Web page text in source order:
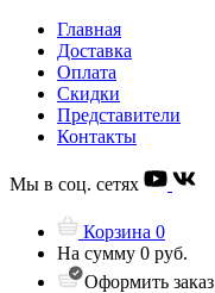
Главная
Доставка
Оплата
Скидки
Представители
Контакты
Мы в соц. сетях
Корзина 0
На сумму 0 руб.
Оформить заказ